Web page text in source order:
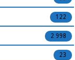
122
2 998
23